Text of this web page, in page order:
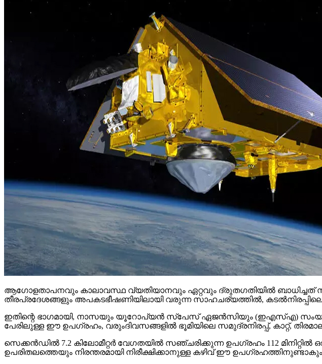
ആഗോളതാപനവും കാലാവസ്ഥ വ്യതിയാനവും ഏറ്റവും ദ്രുതഗതിയില്‍ ബാധിച്ചത്
തീരപ്രദേശങ്ങളും അപകടഭീഷണിയിലായി വരുന്ന സാഹചര്യത്തില്‍,
ഇതിന്റെ ഭാഗമായി, നാസയും യൂറോപ്യന്‍ സ്പേസ് ഏജന്‍സിയും (ഇഎസ്എ)
പേരിലുള്ള ഈ ഉപഗ്രഹം, വരുംദിവസങ്ങളില്‍ ഭൂമിയിലെ സമുദ്രനിരപ്പ്, കാറ്റ്,
സെക്കന്‍ഡില്‍ 7.2 കിലോമീറ്റര്‍ വേഗതയില്‍ സഞ്ചരിക്കുന്ന ഉപഗ്രഹം 112
ഉപരിതലത്തെയും നിരന്തരമായി നിരീക്ഷിക്കാനുള്ള കഴിവ് ഈ